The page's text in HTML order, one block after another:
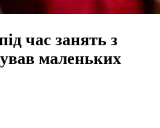
час занять з
маленьких